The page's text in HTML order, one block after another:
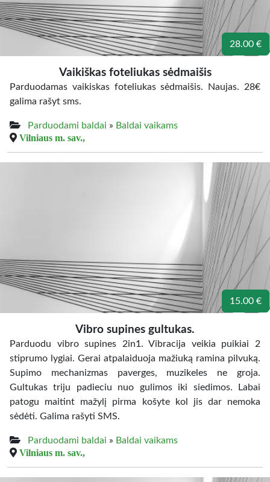
28.00 €
Vaikiškas foteliukas sėdmaišis
Parduodamas vaikiskas foteliukas sėdmaišis. Naujas. 28€
galima rašyt sms.
Parduodami baldai » Baldai vaikams
Vilniaus m. sav.,
15.00 €
Vibro supines gultukas.
Parduodu vibro supines 2in1. Vibracija veikia puikiai 2
stiprumo lygiai. Gerai atpalaiduoja mažiuką ramina pilvuką.
Supimo mechanizmas paverges, muzikeles ne groja.
Gultukas triju padieciu nuo gulimos iki siedimos. Labai
patogu maitint mažylį pirma košyte kol jis dar nemoka
sėdėti. Galima rašyti SMS.
Parduodami baldai » Baldai vaikams
Vilniaus m. sav.,